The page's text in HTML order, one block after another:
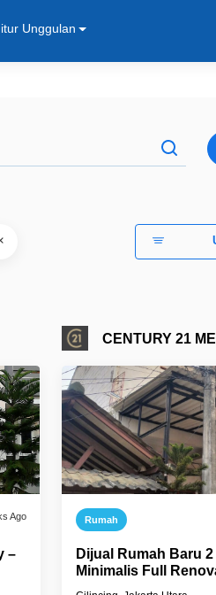
Unggulan
Ago
–
CENTURY 21
Rumah
Dijual Rumah Baru
Minimalis Full